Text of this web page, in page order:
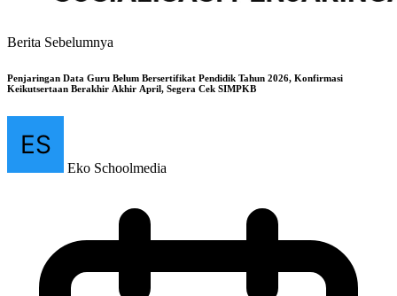
Berita Sebelumnya
Penjaringan Data Guru Belum Bersertifikat Pendidik Tahun 2026, Konfirmasi
Keikutsertaan Berakhir Akhir April, Segera Cek SIMPKB
Eko Schoolmedia